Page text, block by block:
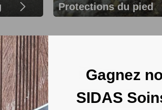
Protections du pied
Gagnez
SIDAS